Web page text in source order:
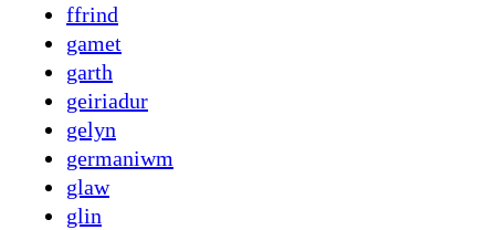
ffrind
gamet
garth
geiriadur
gelyn
germaniwm
glaw
glin